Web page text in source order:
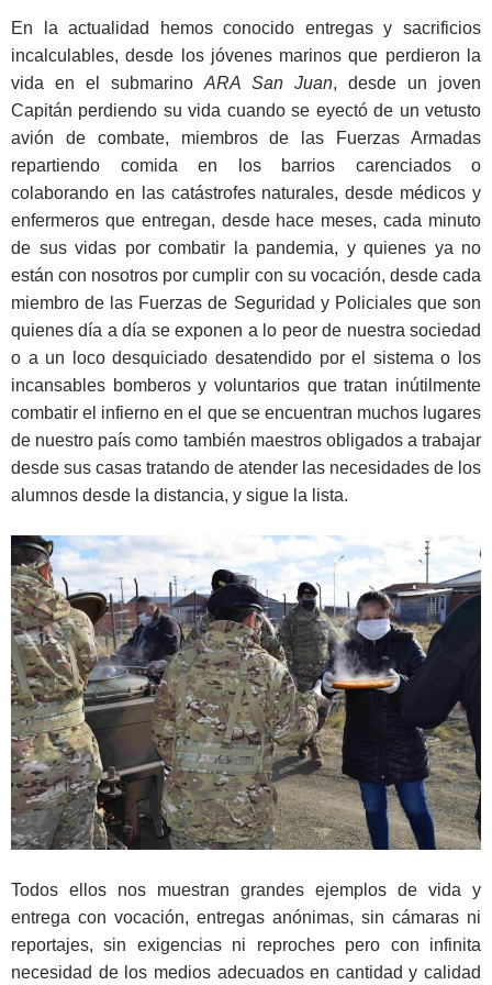
En la actualidad hemos conocido entregas y sacrificios
incalculables, desde los jóvenes marinos que perdieron la
vida en el submarino ARA San Juan, desde un joven
Capitán perdiendo su vida cuando se eyectó de un vetusto
avión de combate, miembros de las Fuerzas Armadas
repartiendo comida en los barrios carenciados o
colaborando en las catástrofes naturales, desde médicos y
enfermeros que entregan, desde hace meses, cada minuto
de sus vidas por combatir la pandemia, y quienes ya no
están con nosotros por cumplir con su vocación, desde cada
miembro de las Fuerzas de Seguridad y Policiales que son
quienes día a día se exponen a lo peor de nuestra sociedad
o a un loco desquiciado desatendido por el sistema o los
incansables bomberos y voluntarios que tratan inútilmente
combatir el infierno en el que se encuentran muchos lugares
de nuestro país como también maestros obligados a trabajar
desde sus casas tratando de atender las necesidades de los
alumnos desde la distancia, y sigue la lista.
Todos ellos nos muestran grandes ejemplos de vida y
entrega con vocación, entregas anónimas, sin cámaras ni
reportajes, sin exigencias ni reproches pero con infinita
necesidad de los medios adecuados en cantidad y calidad